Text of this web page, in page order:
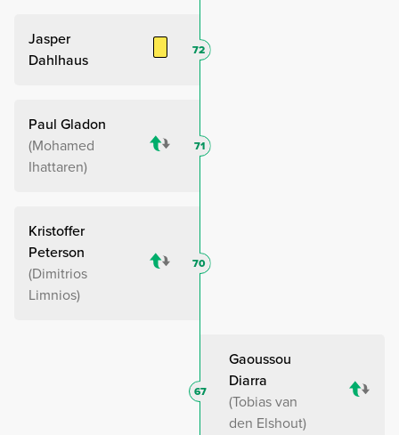
Jasper
Dahlhaus
72
Paul Gladon
Mohamed
Ihattaren
71
Kristoffer
Peterson
Dimitrios
Limnios
70
Gaoussou
Diarra
Tobias van
den Elshout
67